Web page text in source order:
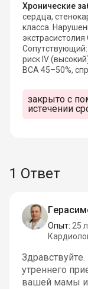
Хронические
сердца,
класса.
Сопутствующий:
риск IV
ВСА 45–50%,
закрыто с
истечении
1 Ответ
Опыт: 25
утреннего
вашей мамы